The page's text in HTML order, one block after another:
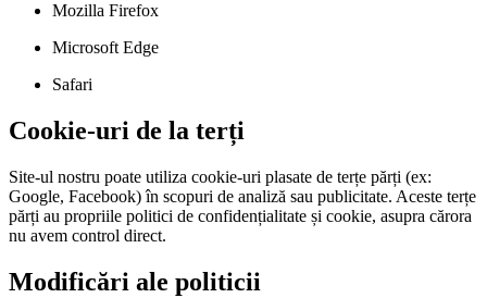
Mozilla Firefox
Microsoft Edge
Safari
Cookie-uri de la terți
Site-ul nostru poate utiliza cookie-uri plasate de terțe părți (ex:
Google, Facebook) în scopuri de analiză sau publicitate. Aceste terțe
părți au propriile politici de confidențialitate și cookie, asupra cărora
nu avem control direct.
Modificări ale politicii